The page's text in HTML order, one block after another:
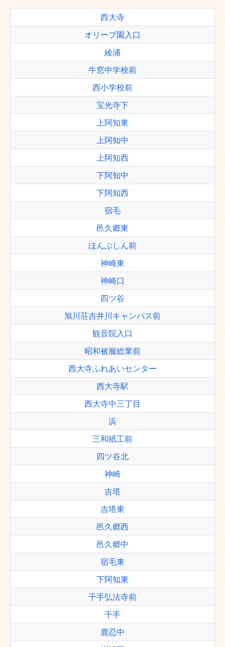
西大寺
オリーブ園入口
綾浦
牛窓中学校前
西小学校前
宝光寺下
上阿知東
上阿知中
上阿知西
下阿知中
下阿知西
宿毛
邑久郷東
ほんぶしん前
神崎東
神崎口
四ツ谷
旭川荘吉井川キャンパス前
観音院入口
昭和被服総業前
西大寺ふれあいセンター
西大寺駅
西大寺中三丁目
浜
三和紙工前
四ツ谷北
神崎
吉塔
吉塔東
邑久郷西
邑久郷中
宿毛東
下阿知東
千手弘法寺前
千手
鹿忍中